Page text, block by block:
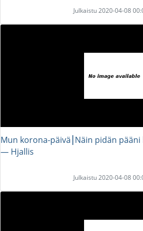
Julkaistu 2020-04-08
Mun korona-päivä⎮Näin pidän pääni
― Hjallis
Julkaistu 2020-04-08